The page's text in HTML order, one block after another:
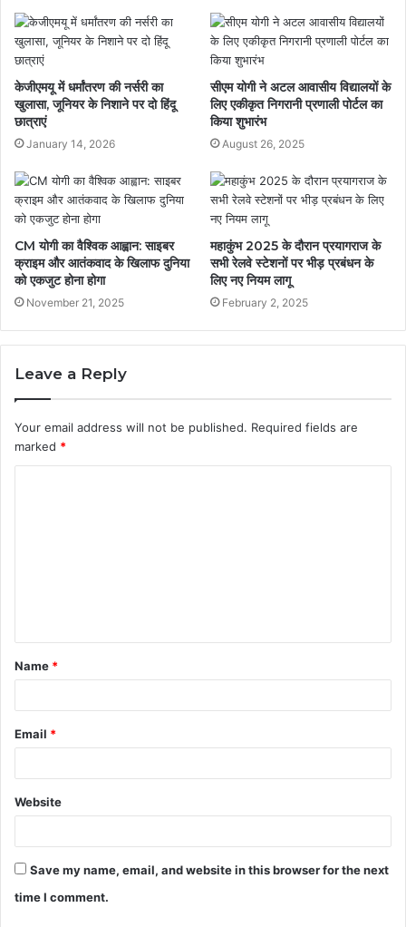
केजीएमयू में धर्मांतरण की नर्सरी का
खुलासा, जूनियर के निशाने पर दो हिंदू
छात्राएं
January 14, 2026
सीएम योगी ने अटल आवासीय विद्यालयों के
लिए एकीकृत निगरानी प्रणाली पोर्टल का
किया शुभारंभ
August 26, 2025
CM योगी का वैश्विक आह्वान: साइबर
क्राइम और आतंकवाद के खिलाफ दुनिया
को एकजुट होना होगा
November 21, 2025
महाकुंभ 2025 के दौरान प्रयागराज के
सभी रेलवे स्टेशनों पर भीड़ प्रबंधन के
लिए नए नियम लागू
February 2, 2025
Leave a Reply
Your email address will not be published. Required fields are
marked *
t
*
Name *
Email *
Website
Save my name, email, and website in this browser for the next
time I comment.